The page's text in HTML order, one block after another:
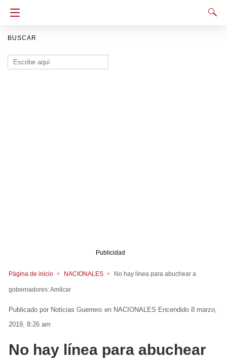
BUSCAR
Buscar:
Publicidad
Página de inicio NACIONALES No hay línea para abuchear a
gobernadores: Amílcar
Noticias Guerrero en NACIONALES Encendido 8 marzo,
2019, 8:26 am
No hay línea para abuchear